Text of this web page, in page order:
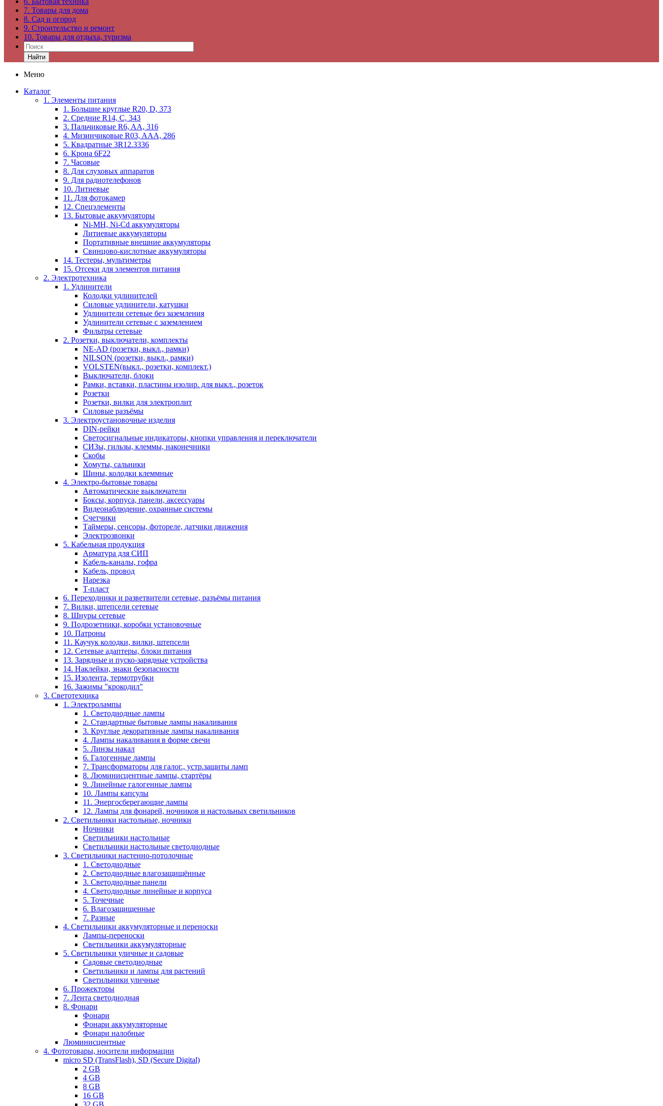
7. Товары для дома
8. Сад и огород
9. Строительство и ремонт
10. Товары для отдыха, туризма
Найти
Меню
Каталог
1. Элементы питания
1. Большие круглые R20, D, 373
2. Средние R14, C, 343
3. Пальчиковые R6, AA, 316
4. Мизинчиковые R03, AAA, 286
5. Квадратные 3R12.3336
6. Крона 6F22
7. Часовые
8. Для слуховых аппаратов
9. Для радиотелефонов
10. Литиевые
11. Для фотокамер
12. Спецэлементы
13. Бытовые аккумуляторы
Ni-MH, Ni-Cd аккумуляторы
Литиевые аккумуляторы
Портативные внешние аккумуляторы
Свинцово-кислотные аккумуляторы
14. Тестеры, мультиметры
15. Отсеки для элементов питания
2. Электротехника
1. Удлинители
Колодки удлинителей
Силовые удлинители, катушки
Удлинители сетевые без заземления
Удлинители сетевые с заземлением
Фильтры сетевые
2. Розетки, выключатели, комплекты
NE-AD (розетки, выкл., рамки)
NILSON (розетки, выкл., рамки)
VOLSTEN(выкл., розетки, комплект.)
Выключатели, блоки
Рамки, вставки, пластины изолир. для выкл., розеток
Розетки
Розетки, вилки для электроплит
Силовые разъёмы
3. Электроустановочные изделия
DIN-рейки
Светосигнальные индикаторы, кнопки управления и переключатели
СИЗы, гильзы, клеммы, наконечники
Скобы
Хомуты, сальники
Шины, колодки клеммные
4. Электро-бытовые товары
Автоматические выключатели
Боксы, корпуса, панели, аксессуары
Видеонаблюдение, охранные системы
Счетчики
Таймеры, сенсоры, фотореле, датчики движения
Электрозвонки
5. Кабельная продукция
Арматура для СИП
Кабель-каналы, гофра
Кабель, провод
Нарезка
Т-пласт
6. Переходники и разветвители сетевые, разъёмы питания
7. Вилки, штепсели сетевые
8. Шнуры сетевые
9. Подрозетники, коробки установочные
10. Патроны
11. Каучук колодки, вилки, штепсели
12. Сетевые адаптеры, блоки питания
13. Зарядные и пуско-зарядные устройства
14. Наклейки, знаки безопасности
15. Изолента, термотрубки
16. Зажимы "крокодил"
3. Светотехника
1. Электролампы
1. Светодиодные лампы
2. Стандартные бытовые лампы накаливания
3. Круглые декоративные лампы накаливания
4. Лампы накаливания в форме свечи
5. Линзы накал
6. Галогенные лампы
7. Трансформаторы для галог., устр.защиты ламп
8. Люминисцентные лампы, стартёры
9. Линейные галогенные лампы
10. Лампы капсулы
11. Энергосберегающие лампы
12. Лампы для фонарей, ночников и настольных светильников
2. Светильники настольные, ночники
Ночники
Светильники настольные
Светильники настольные светодиодные
3. Светильники настенно-потолочные
1. Светодиодные
2. Светодиодные влагозащищённые
3. Светодиодные панели
4. Светодиодные линейные и корпуса
5. Точечные
6. Влагозащищенные
7. Разные
4. Светильники аккумуляторные и переноски
Лампы-переноски
Светильники аккумуляторные
5. Светильники уличные и садовые
Садовые светодиодные
Светильники и лампы для растений
Светильники уличные
6. Прожекторы
7. Лента светодиодная
8. Фонари
Фонари
Фонари аккумуляторные
Фонари налобные
Люминисцентные
4. Фототовары, носители информации
micro SD (TransFlash), SD (Secure Digital)
2 GB
4 GB
8 GB
16 GB
32 GB